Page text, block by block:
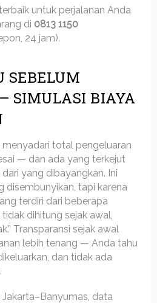
untuk perjalanan Anda
di 0813 1150
24 jam).
SEBELUM
SIMULASI BIAYA
total pengeluaran
— dan ada yang terkejut
yang dibayangkan. Ini
disembunyikan, tapi karena
terdiri dari beberapa
dihitung sejak awal,
Transparansi sejak awal
lebih tenang — Anda tahu
dan tidak ada
data